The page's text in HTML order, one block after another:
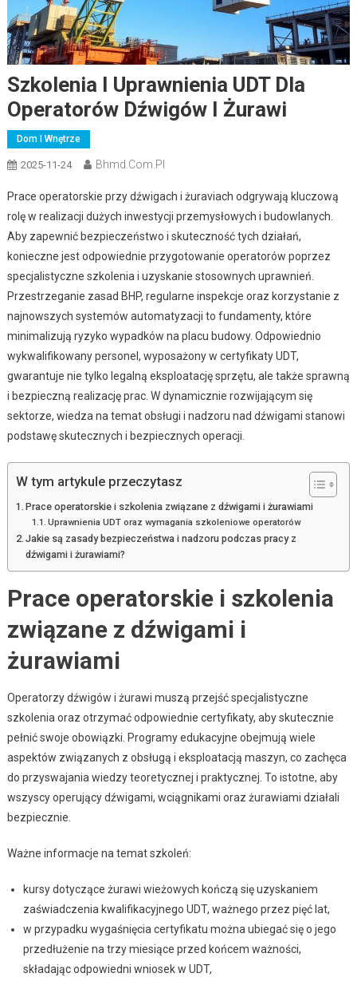
Szkolenia I Uprawnienia UDT Dla
Operatorów Dźwigów I Żurawi
Dom I Wnętrze
2025-11-24 Bhmd.com.pl
Prace operatorskie przy dźwigach i żuraviach odgrywają kluczową
rolę w realizacji dużych inwestycji przemysłowych i budowlanych.
Aby zapewnić bezpieczeństwo i skuteczność tych działań,
konieczne jest odpowiednie przygotowanie operatorów poprzez
specjalistyczne szkolenia i uzyskanie stosownych uprawnień.
Przestrzeganie zasad BHP, regularne inspekcje oraz korzystanie z
najnowszych systemów automatyzacji to fundamenty, które
minimalizują ryzyko wypadków na placu budowy. Odpowiednio
wykwalifikowany personel, wyposażony w certyfikaty UDT,
gwarantuje nie tylko legalną eksploatację sprzętu, ale także sprawną
i bezpieczną realizację prac. W dynamicznie rozwijającym się
sektorze, wiedza na temat obsługi i nadzoru nad dźwigami stanowi
podstawę skutecznych i bezpiecznych operacji.
W tym artykule przeczytasz
Prace operatorskie i szkolenia związane z dźwigami i żurawiami
Uprawnienia UDT oraz wymagania szkoleniowe operatorów
Jakie są zasady bezpieczeństwa i nadzoru podczas pracy z
dźwigami i żurawiami?
Prace operatorskie i szkolenia
związane z dźwigami i
żurawiami
Operatorzy dźwigów i żurawi muszą przejść specjalistyczne
szkolenia oraz otrzymać odpowiednie certyfikaty, aby skutecznie
pełnić swoje obowiązki. Programy edukacyjne obejmują wiele
aspektów związanych z obsługą i eksploatacją maszyn, co zachęca
do przyswajania wiedzy teoretycznej i praktycznej. To istotne, aby
wszyscy operujący dźwigami, wciągnikami oraz żurawiami działali
bezpiecznie.
Ważne informacje na temat szkoleń:
kursy dotyczące żurawi wieżowych kończą się uzyskaniem
zaświadczenia kwalifikacyjnego UDT, ważnego przez pięć lat,
w przypadku wygaśnięcia certyfikatu można ubiegać się o jego
przedłużenie na trzy miesiące przed końcem ważności,
składając odpowiedni wniosek w UDT,